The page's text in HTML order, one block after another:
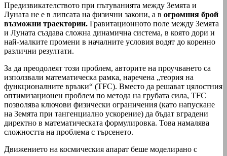
Предизвикателството при пътуванията между Земята и
Луната не е в липсата на физични закони, а в огромния брой
възможни траектории. Гравитационното поле между Земята
и Луната създава сложна динамична система, в която дори и
най-малките промени в началните условия водят до коренно
различни резултати.
За да преодолеят този проблем, авторите на проучването са
използвали математическа рамка, наречена „теория на
функционалните връзки“ (TFC). Вместо да решават цялостния
оптимизационен проблем по метода на грубата сила, TFC
позволява ключови физически ограничения (като напускане
на Земята при тангенциално ускорение) да бъдат вградени
директно в математическата формулировка. Това намалява
сложността на проблема с търсенето.
Движението на космическия апарат беше моделирано с